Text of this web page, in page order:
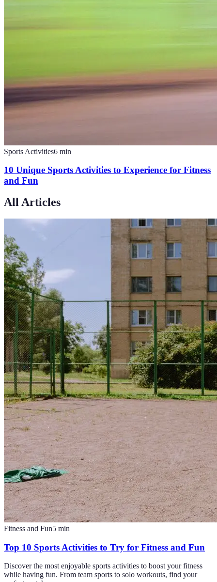
Sports Activities6 min
10 Unique Sports Activities to Experience for Fitness
and Fun
All Articles
Fitness and Fun5 min
Top 10 Sports Activities to Try for Fitness and Fun
Discover the most enjoyable sports activities to boost your fitness
while having fun. From team sports to solo workouts, find your